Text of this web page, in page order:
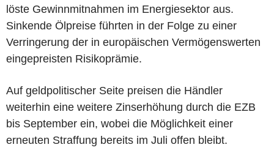
löste Gewinnmitnahmen im Energiesektor aus.
Sinkende Ölpreise führten in der Folge zu einer
Verringerung der in europäischen Vermögenswerten
eingepreisten Risikoprämie.
Auf geldpolitischer Seite preisen die Händler
weiterhin eine weitere Zinserhöhung durch die EZB
bis September ein, wobei die Möglichkeit einer
erneuten Straffung bereits im Juli offen bleibt.